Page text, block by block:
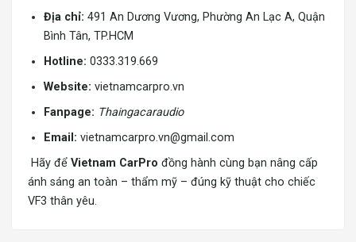
Địa chỉ: 491 An Dương Vương, Phường An Lạc A, Quận
Bình Tân, TP.HCM
Hotline: 0333.319.669
Website: vietnamcarpro.vn
Fanpage: Thaingacaraudio
Email: vietnamcarpro.vn@gmail.com
Hãy để Vietnam CarPro đồng hành cùng bạn nâng cấp
ánh sáng an toàn – thẩm mỹ – đúng kỹ thuật cho chiếc
VF3 thân yêu.